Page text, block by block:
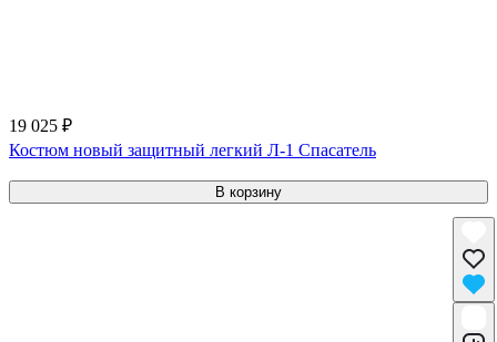
19 025 ₽
Костюм новый защитный легкий Л-1 Спасатель
В корзину